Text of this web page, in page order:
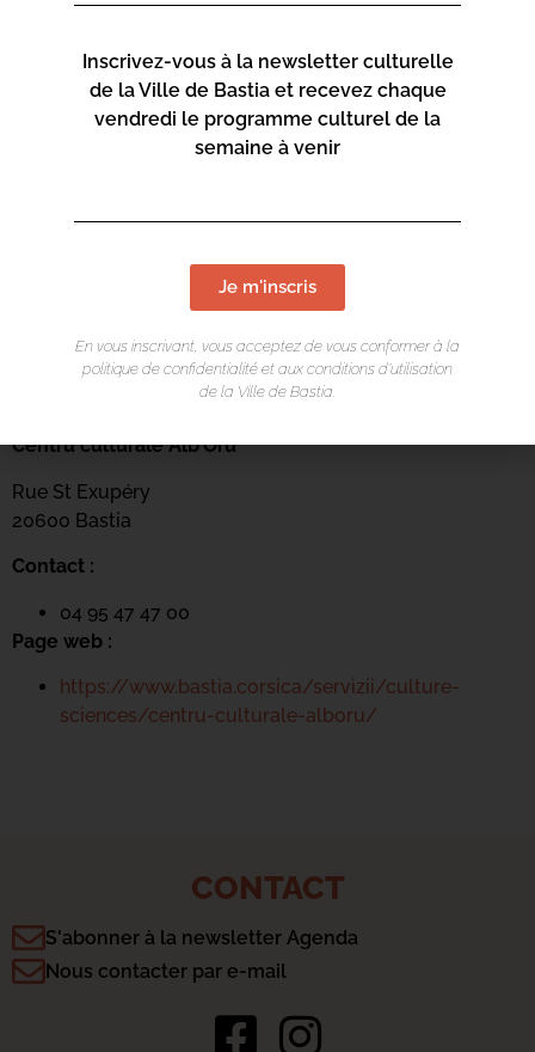
LIEU DE L'ÉVÉNEMENT
Centru culturale Alb’Oru
Rue St Exupéry
20600 Bastia
Contact :
04 95 47 47 00
Page web :
https://www.bastia.corsica/servizii/culture-
sciences/centru-culturale-alboru/
CONTACT
S'abonner à la newsletter Agenda
Nous contacter par e-mail
Inscrivez-vous à la newsletter culturelle
de la Ville de Bastia et recevez chaque
vendredi le programme culturel de la
semaine à venir
Je m'inscris
En vous inscrivant, vous acceptez de vous conformer à la
politique de confidentialité et aux conditions d’utilisation
de la Ville de Bastia.